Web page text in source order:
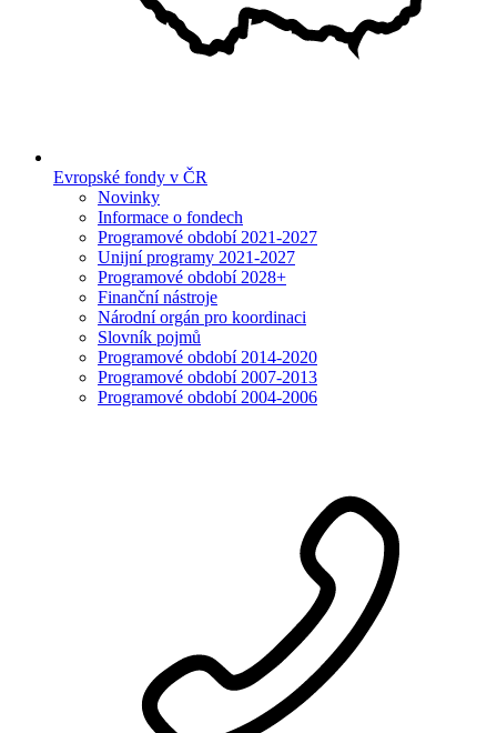
Evropské fondy v ČR
Novinky
Informace o fondech
Programové období 2021-2027
Unijní programy 2021-2027
Programové období 2028+
Finanční nástroje
Národní orgán pro koordinaci
Slovník pojmů
Programové období 2014-2020
Programové období 2007-2013
Programové období 2004-2006